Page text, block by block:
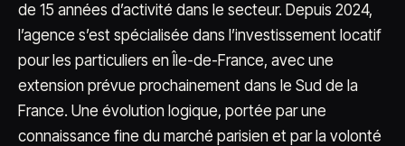
de 15 années d’activité dans le secteur. Depuis 2024,
l’agence s’est spécialisée dans l’investissement locatif
pour les particuliers en Île-de-France, avec une
extension prévue prochainement dans le Sud de la
France. Une évolution logique, portée par une
connaissance fine du marché parisien et par la volonté